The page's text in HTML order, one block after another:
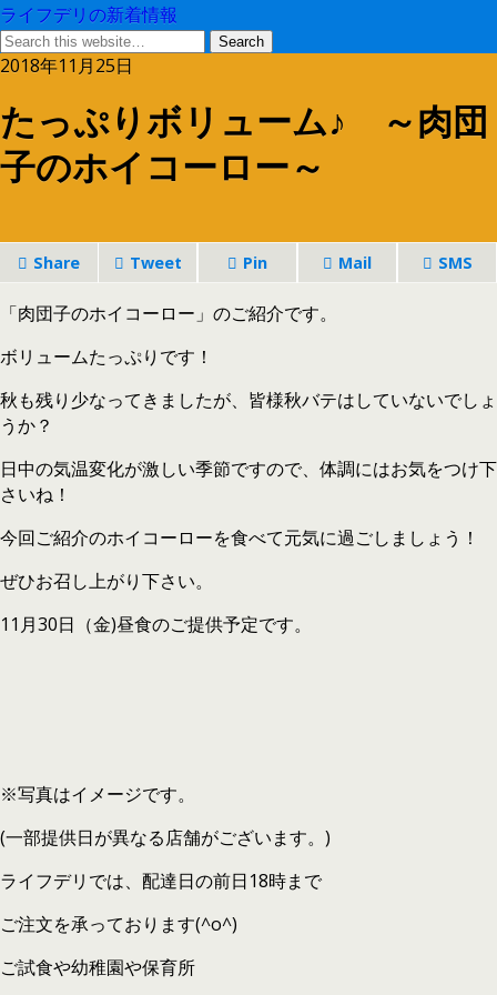
ライフデリの新着情報
2018年11月25日
たっぷりボリューム♪ ～肉団
子のホイコーロー～
Share Tweet Pin Mail SMS
「肉団子のホイコーロー」のご紹介です。
ボリュームたっぷりです！
秋も残り少なってきましたが、皆様秋バテはしていないでしょ
うか？
日中の気温変化が激しい季節ですので、体調にはお気をつけ下
さいね！
今回ご紹介のホイコーローを食べて元気に過ごしましょう！
ぜひお召し上がり下さい。
11月30日（金)昼食のご提供予定です。
※写真はイメージです。
(一部提供日が異なる店舗がございます。)
ライフデリでは、配達日の前日18時まで
ご注文を承っております(^o^)
ご試食や幼稚園や保育所